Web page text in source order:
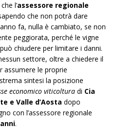
l’assessore regionale
che non potrà dare
fa, nulla è cambiato, se non
peggiorata, perché le vigne
chiudere per limitare i danni.
settore, oltre a chiedere il
assumere le proprie
sintesi la posizione
economico viticoltura di Cia
e Valle d’Aosta dopo
con l’assessore regionale
.